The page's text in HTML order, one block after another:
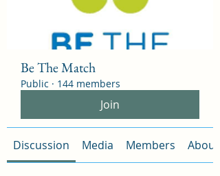
Be The Match
Public · 144 members
Join
Discussion Media Members About